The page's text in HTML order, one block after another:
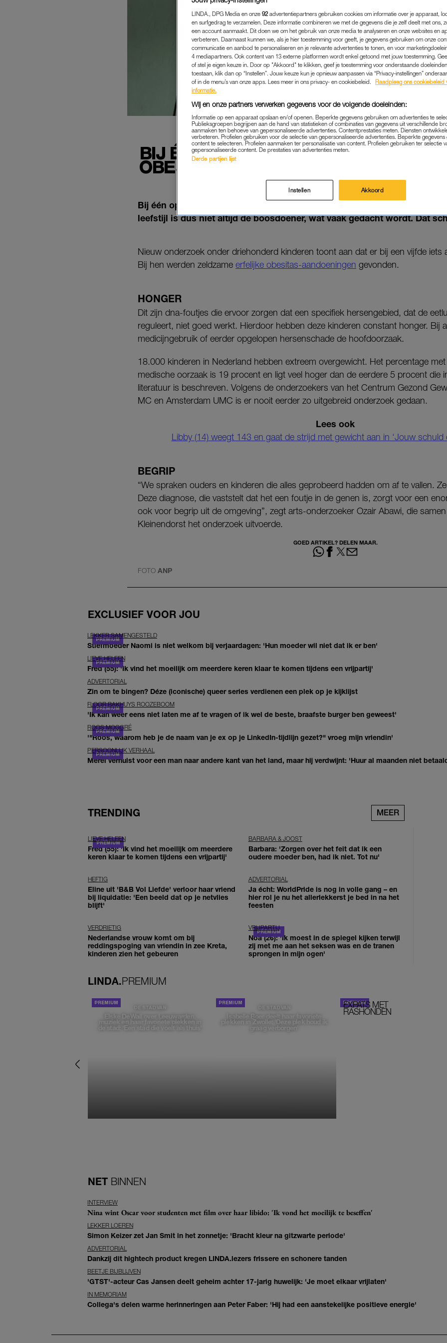
BIJ ÉÉN OP DE VIJF KINDEREN MET
OBESITAS IS MEDISCHE REDEN
NIEUWS|LINDA.
19-05-2020 | ELIANE LAMPER
Bij één op de vijf kinderen met ernstige is een
leefstijl is dus niet altijd de boosdoener, wat vaak gedacht wordt. Dat
Nieuw onderzoek onder driehonderd kinderen toont aan dat er bij een vijfde iets
Bij hen werden zeldzame erfelijke obesitas-aandoeningen gevonden.
HONGER
Dit zijn dna-foutjes die ervoor zorgen dat een specifiek hersengebied, dat de
reguleert, niet goed werkt. Hierdoor hebben deze kinderen constant honger. Bij
medicijngebruik of eerder opgelopen hersenschade de hoofdoorzaak.
18.000 kinderen in Nederland hebben extreem overgewicht. Het percentage
medische oorzaak is 19 procent en ligt veel hoger dan de eerdere 5 procent die
literatuur is beschreven. Volgens de onderzoekers van het Centrum Gezond
MC en Amsterdam UMC is er nooit eerder zo uitgebreid onderzoek gedaan.
Lees ook
Libby (14) weegt 143 en gaat de strijd met gewicht aan in ‘Jouw schuld
BEGRIP
“We spraken ouders en kinderen die alles geprobeerd hadden om af te vallen.
Deze diagnose, die vaststelt dat het een foutje in de genen is, zorgt voor een
ook voor begrip uit de omgeving”, zegt arts-onderzoeker Ozair Abawi, die
Kleinendorst het onderzoek uitvoerde.
GOED ARTIKEL? DELEN MAAR.
FOTO ANP
EXCLUSIEF VOOR JOU
LEKKER SAMENGESTELD
Stiefmoeder Naomi is niet welkom bij verjaardagen: 'Hun moeder wil niet dat ik er ben'
LIEVE HELEEN
Fred (55): 'Ik vind het moeilijk om meerdere keren klaar te komen tijdens een vrijpartij'
ADVERTORIAL
Zin om te bingen? Déze (iconische) queer series verdienen een plek op je kijklijst
FLOOR BAKHUYS ROOZEBOOM
'Ik kan weer eens niet laten me af te vragen of ik wel de beste, braafste burger ben geweest'
ROOS MOGGRÉ
'"Roos, waarom heb je de naam van je ex op je LinkedIn-tijdlijn gezet?" vroeg mijn vriendin'
PERSOONLIJK VERHAAL
Merel verhuist voor een man naar andere kant van het land, maar hij verdwijnt: 'Huur al maanden niet
TRENDING MEER
LIEVE HELEEN
Fred (55): 'Ik vind het moeilijk om meerdere
keren klaar te komen tijdens een vrijpartij'
BARBARA & JOOST
Barbara: 'Zorgen over het feit dat ik een
oudere moeder ben, had ik niet. Tot nu'
HEFTIG
Eline uit 'B&B Vol Liefde' verloor haar vriend
bij liquidatie: 'Een beeld dat op je netvlies
blijft'
ADVERTORIAL
Ja écht: WorldPride is nog in volle gang – en
hier rol je nu het allerlekkerst je bed in na het
feesten
VERDRIETIG
Nederlandse vrouw komt om bij
reddingspoging van vriendin in zee Kreta,
kinderen zien het gebeuren
VRIJPARTIJ
Noa (26): 'Ik moest in de spiegel kijken terwijl
zij met me aan het seksen was en de tranen
sprongen in mijn ogen'
LINDA.PREMIUM
DE STAD VAN
Elske DeWall over Leeuwarden,
muziek en haar favoriete plekken in
de stad: 'Een stad die voelt als thuis'
DE STAD VAN
Isabelle Boer deelt haar favoriete
plekken in Zwolle: 'Deze plek houd ik
graag verborgen'
EXPATS MET
RASHONDEN
NET BINNEN
INTERVIEW
Nina wint Oscar voor studenten met film over haar libido: 'Ik vond het moeilijk te beseffen'
LEKKER LOEREN
Simon Keizer zet Jan Smit in het zonnetje: 'Bracht kleur na gitzwarte periode'
ADVERTORIAL
Dankzij dit hightech product kregen LINDA.lezers frissere en schonere tanden
BEETJE BIJBLIJVEN
'GTST'-acteur Cas Jansen deelt geheim achter 17-jarig huwelijk: 'Je moet elkaar vrijlaten'
IN MEMORIAM
Collega's delen warme herinneringen aan Peter Faber: 'Hij had een aanstekelijke positieve energie'
LINDA., DPG Media en onze 92 advertentiepartners gebruiken cookies om informatie over je apparaat,
en surfgedrag te verzamelen. Deze informatie combineren we met de gegevens die je zelf deelt met ons,
een account aanmaakt. Dit doen we om het gebruik van onze media te analyseren en onze websites en
verbeteren. Daarnaast kunnen we, als je hier toestemming voor geeft, je gegevens gebruiken om onze
communicatie en aanbod te personaliseren en je relevante advertenties te tonen, en voor
4 mediapartners. Ook content van 13 externe platformen wordt enkel getoond met jouw toestemming.
of stel je eigen keuze in. Door op "Akkoord" te klikken, geef je toestemming voor onderstaande
toestaan, klik dan op “Instellen”. Jouw keuze kun je opnieuw aanpassen via “Privacy-instellingen”
of in de menu’s van onze apps. Lees meer in ons privacy- en cookiebeleid.
Raadpleeg ons cookiebeleid
informatie.
Wij en onze partners verwerken gegevens voor de volgende doeleinden:
Informatie op een apparaat opslaan en/of openen. Beperkte gegevens gebruiken om advertenties te
Publieksgroepen begrijpen aan de hand van statistieken of combinaties van gegevens uit verschillende
aanmaken ten behoeve van gepersonaliseerde advertenties. Contentprestaties meten. Diensten
verbeteren. Profielen gebruiken voor de selectie van gepersonaliseerde advertenties. Beperkte
content te selecteren. Profielen aanmaken ter personalisatie van content. Profielen gebruiken ter selectie
gepersonaliseerde content. De prestaties van advertenties meten.
Derde partijen lijst
Instellen Akkoord